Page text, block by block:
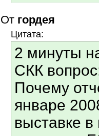
От гордея
Цитата:
2 минуты
СКК
Почему
январе
выставке в